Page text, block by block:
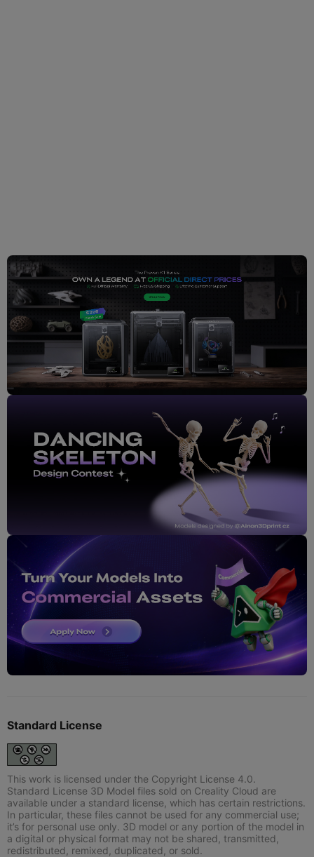
Standard License
This work is licensed under the Copyright License 4.0.
Standard License 3D Model files sold on Creality Cloud are
available under a standard license, which has certain restrictions.
In particular, these files cannot be used for any commercial use;
it’s for personal use only. 3D model or any portion of the model in
a digital or physical format may not be shared, transmitted,
redistributed, remixed, duplicated, or sold.